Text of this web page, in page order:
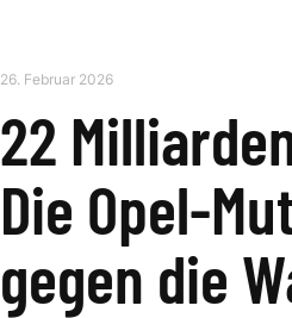
26. Februar 2026
22
Die Opel-
gegen die